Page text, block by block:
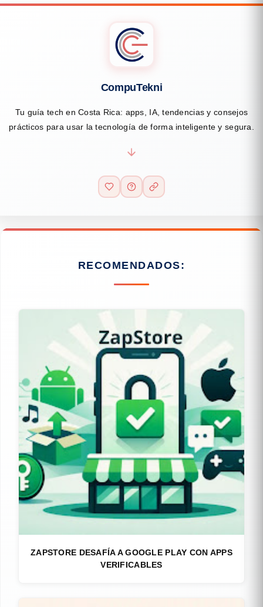
CompuTekni
Tu guía tech en Costa Rica: apps, IA, tendencias y consejos
prácticos para usar la tecnología de forma inteligente y segura.
RECOMENDADOS:
ZAPSTORE DESAFÍA A GOOGLE PLAY CON APPS
VERIFICABLES